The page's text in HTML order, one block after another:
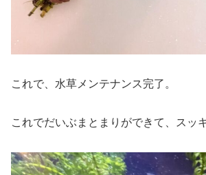
これで、水草メンテナンス完了。
これでだいぶまとまりができて、スッ